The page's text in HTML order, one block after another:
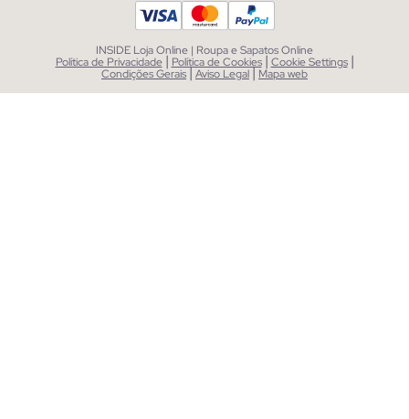
INSIDE Loja Online | Roupa e Sapatos Online
Política de Privacidade | Política de Cookies | Cookie Settings |
Condições Gerais|Aviso Legal| Mapa web